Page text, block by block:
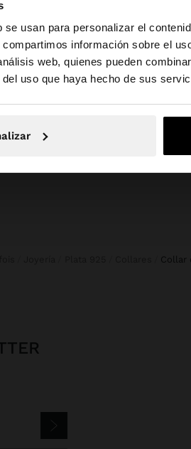
usan para personalizar el
información sobre el
web, quienes pueden
uso que haya hecho de sus
web de Guatemala. ¿Quieres ir
No, continuar en la web
Sin
para
En nuestra
para el uso
Perla
Acabado:
Peso: